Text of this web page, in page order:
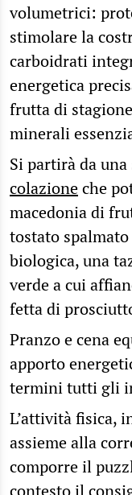
volumetrici:
stimolare la
carboidrati
energetica
frutta di
minerali
Si partirà da
colazioneche
macedonia di
tostato
biologica, una
verde a cui
fetta di
Pranzo e cena
apporto
termini tutti gli
L’attività fisica,
assieme alla
comporre il
contesto il